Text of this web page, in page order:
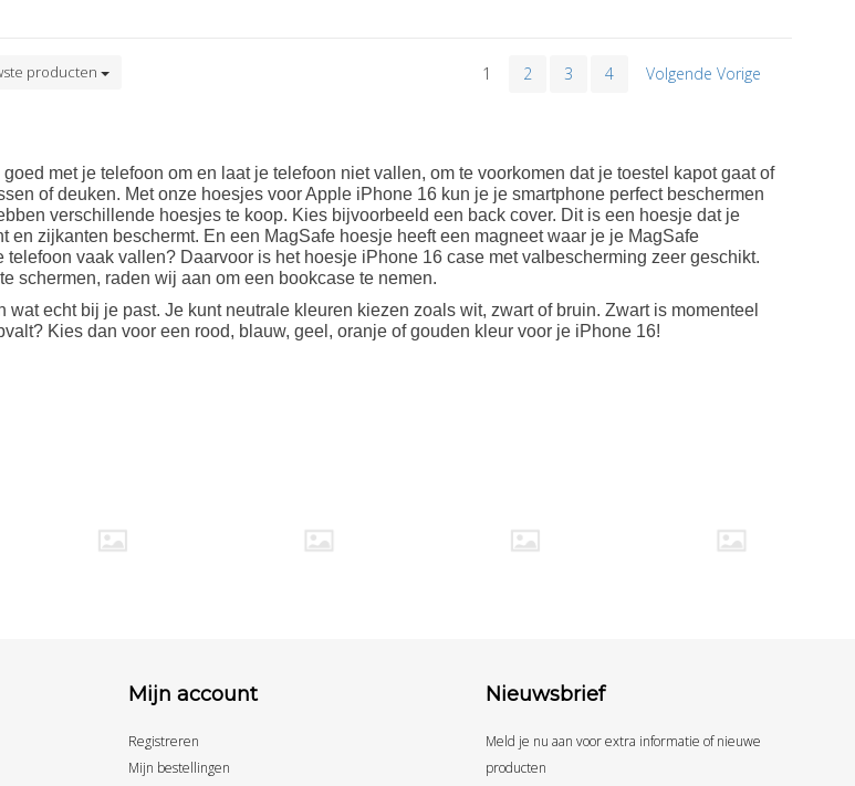
producten 1 2 3 4 Volgende Vorige
met je telefoon om en laat je telefoon niet vallen, om te voorkomen dat je toestel kapot gaat of
of deuken. Met onze hoesjes voor Apple iPhone 16 kun je je smartphone perfect beschermen
verschillende hoesjes te koop. Kies bijvoorbeeld een back cover. Dit is een hoesje dat je
en zijkanten beschermt. En een MagSafe hoesje heeft een magneet waar je je MagSafe
vaak vallen? Daarvoor is het hoesje iPhone 16 case met valbescherming zeer geschikt.
schermen, raden wij aan om een bookcase te nemen.
echt bij je past. Je kunt neutrale kleuren kiezen zoals wit, zwart of bruin. Zwart is momenteel
Kies dan voor een rood, blauw, geel, oranje of gouden kleur voor je iPhone 16!
Mijn account
Registreren
Mijn bestellingen
Nieuwsbrief
Meld je nu aan voor extra informatie of nieuwe
producten